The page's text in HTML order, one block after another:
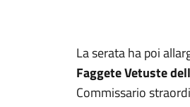
La serata ha poi
Faggete Vetuste
Commissario